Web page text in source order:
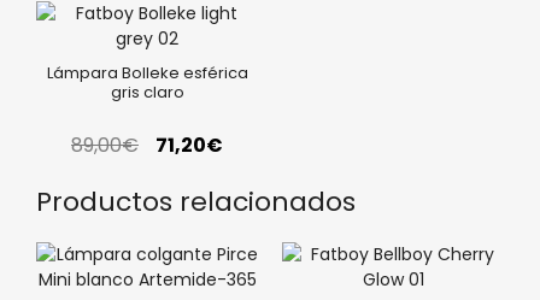
Lámpara Bolleke esférica
gris claro
89,00€ 71,20€
Productos relacionados